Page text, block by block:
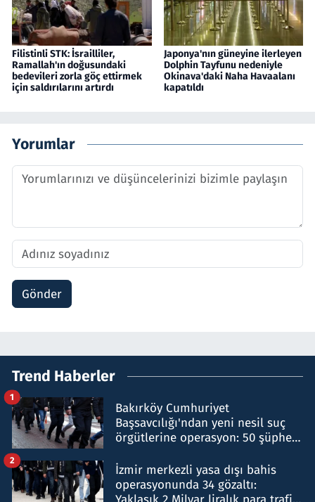
Filistinli STK: İsrailliler,
Ramallah'ın doğusundaki
bedevileri zorla göç ettirmek
için saldırılarını artırdı
Japonya'nın güneyine ilerleyen
Dolphin Tayfunu nedeniyle
Okinava'daki Naha Havaalanı
kapatıldı
Yorumlar
Gönder
Trend Haberler
Bakırköy Cumhuriyet
Başsavcılığı'ndan yeni nesil suç
örgütlerine operasyon: 50 şüpheli
1
İzmir merkezli yasa dışı bahis
operasyonunda 34 gözaltı:
2